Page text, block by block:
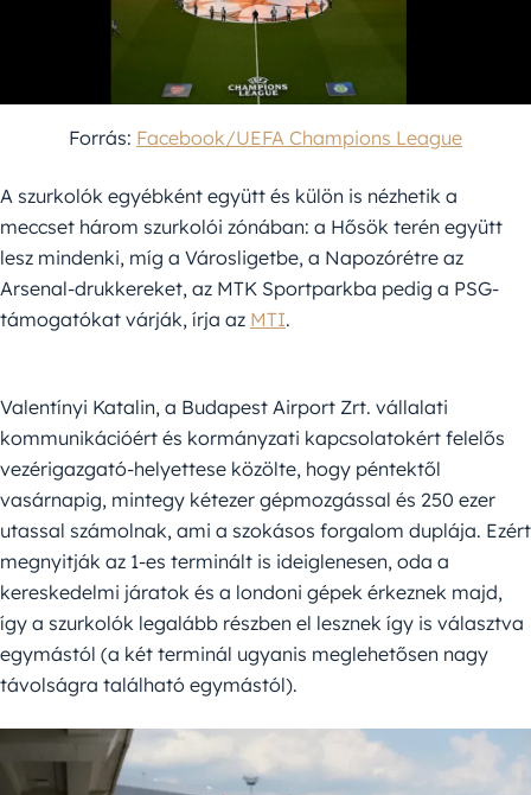
Forrás: Facebook/UEFA Champions League
A szurkolók egyébként együtt és külön is nézhetik a
meccset három szurkolói zónában: a Hősök terén együtt
lesz mindenki, míg a Városligetbe, a Napozórétre az
Arsenal-drukkereket, az MTK Sportparkba pedig a PSG-
támogatókat várják, írja az MTI.
Valentínyi Katalin, a Budapest Airport Zrt. vállalati
kommunikációért és kormányzati kapcsolatokért felelős
vezérigazgató-helyettese közölte, hogy péntektől
vasárnapig, mintegy kétezer gépmozgással és 250 ezer
utassal számolnak, ami a szokásos forgalom duplája. Ezért
megnyitják az 1-es terminált is ideiglenesen, oda a
kereskedelmi járatok és a londoni gépek érkeznek majd,
így a szurkolók legalább részben el lesznek így is választva
egymástól (a két terminál ugyanis meglehetősen nagy
távolságra található egymástól).